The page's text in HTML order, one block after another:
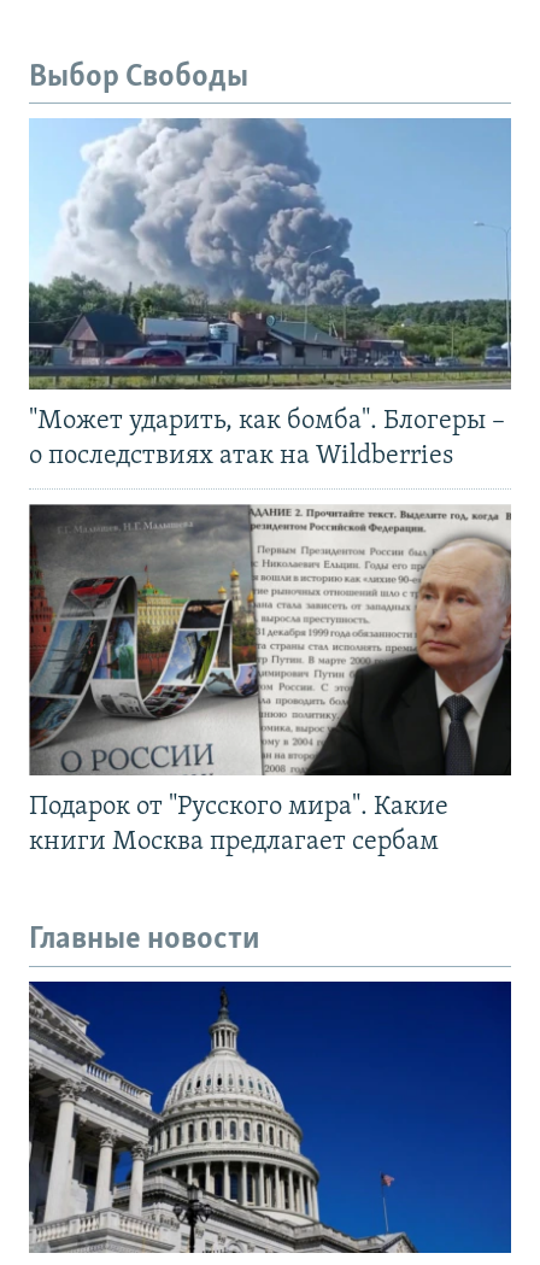
Выбор Свободы
"Может ударить, как бомба". Блогеры –
о последствиях атак на Wildberries
Подарок от "Русского мира". Какие
книги Москва предлагает сербам
Главные новости